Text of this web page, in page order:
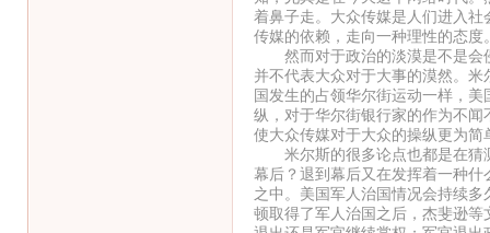
着鼻子走。大众传媒是人们进入
传媒的依赖，走向一种理性的态
然而对于政治的淡漠是不是会
并不代表大众对于大事的漠然。
国发生的占领华尔街运动一样，
纵，对于华尔街银行家的作为不
使大众传媒对于大众的操纵更为
米尔斯的很多论点也都是在猜
幕后？退到幕后又在发挥着一种
之中。美国军人治国情况会持续
顿取得了军人治国之后，杰斐逊